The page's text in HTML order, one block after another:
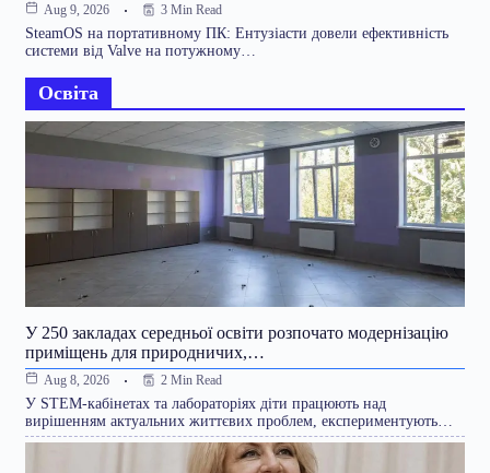
Aug 9, 2026 3 Min Read
SteamOS на портативному ПК: Ентузіасти довели ефективність
системи від Valve на потужному…
Освіта
У 250 закладах середньої освіти розпочато модернізацію
приміщень для природничих,…
Aug 8, 2026 2 Min Read
У STEM-кабінетах та лабораторіях діти працюють над
вирішенням актуальних життєвих проблем, експериментують…